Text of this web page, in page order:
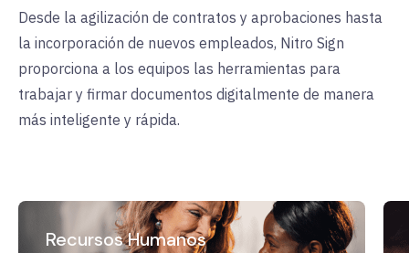
Desde la agilización de contratos y aprobaciones hasta
la incorporación de nuevos empleados, Nitro Sign
proporciona a los equipos las herramientas para
trabajar y firmar documentos digitalmente de manera
más inteligente y rápida.
Recursos Humanos